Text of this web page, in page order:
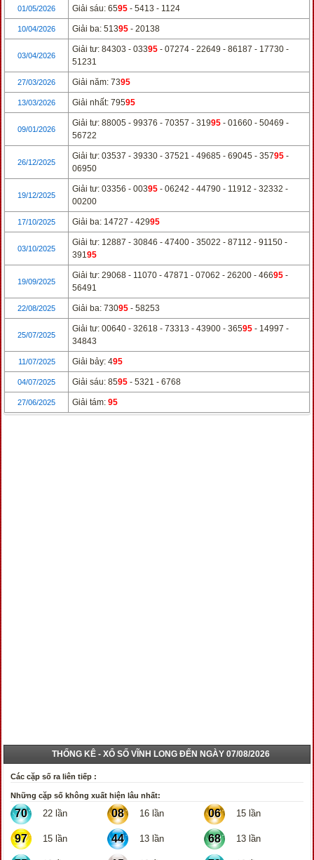
01/05/2026 Giải sáu: 6595 - 5413 - 1124
10/04/2026 Giải ba: 51395 - 20138
03/04/2026
Giải tư: 84303 - 03395 - 07274 - 22649 - 86187 - 17730 -
51231
27/03/2026 Giải năm: 7395
13/03/2026 Giải nhất: 79595
09/01/2026
Giải tư: 88005 - 99376 - 70357 - 31995 - 01660 - 50469 -
56722
26/12/2025
Giải tư: 03537 - 39330 - 37521 - 49685 - 69045 - 35795 -
06950
19/12/2025
Giải tư: 03356 - 00395 - 06242 - 44790 - 11912 - 32332 -
00200
17/10/2025 Giải ba: 14727 - 42995
03/10/2025
Giải tư: 12887 - 30846 - 47400 - 35022 - 87112 - 91150 -
39195
19/09/2025
Giải tư: 29068 - 11070 - 47871 - 07062 - 26200 - 46695 -
56491
22/08/2025 Giải ba: 73095 - 58253
25/07/2025
Giải tư: 00640 - 32618 - 73313 - 43900 - 36595 - 14997 -
34843
11/07/2025 Giải bảy: 495
04/07/2025 Giải sáu: 8595 - 5321 - 6768
27/06/2025 Giải tám: 95
THỐNG KÊ - XỔ SỐ VĨNH LONG ĐẾN NGÀY 07/08/2026
Các cặp số ra liên tiếp :
Những cặp số không xuất hiện lâu nhất:
70 22 lần 08 16 lần 06 15 lần
97 15 lần 44 13 lần 68 13 lần